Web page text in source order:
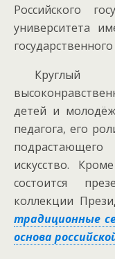
Российского
университета
детей и
педагога, его
искусство.
состоится
коллекции
традиционные
основа